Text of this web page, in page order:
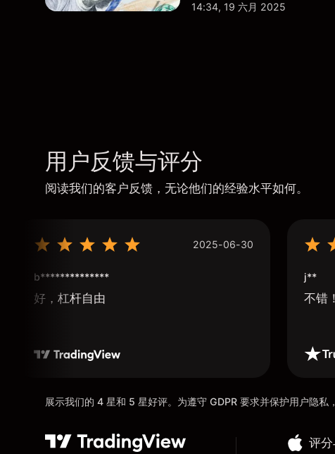
14:34, 19 六月 2025
用户反馈与评分
阅读我们的客户反馈，无论他们的经验水平如何。
2025-06-30
b**************
好，杠杆自由
j**
不错
展示我们的 4 星和 5 星好评。为遵守 GDPR 要求并保护用户隐私
评